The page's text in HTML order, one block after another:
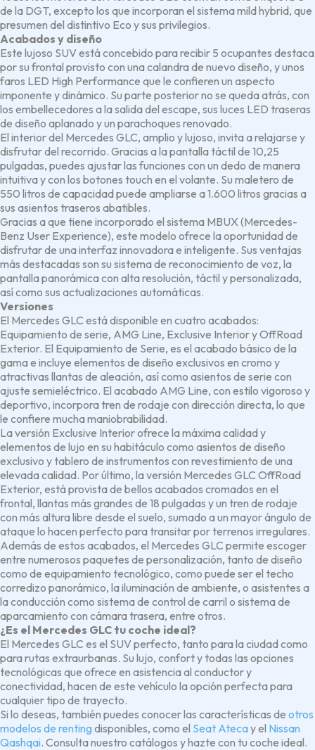
de la DGT, excepto los que incorporan el sistema mild hybrid, que
presumen del distintivo Eco y sus privilegios.
Acabados y diseño
Este lujoso SUV está concebido para recibir 5 ocupantes destaca
por su frontal provisto con una calandra de nuevo diseño, y unos
faros LED High Performance que le confieren un aspecto
imponente y dinámico. Su parte posterior no se queda atrás, con
los embellecedores a la salida del escape, sus luces LED traseras
de diseño aplanado y un parachoques renovado.
El interior del Mercedes GLC, amplio y lujoso, invita a relajarse y
disfrutar del recorrido. Gracias a la pantalla táctil de 10,25
pulgadas, puedes ajustar las funciones con un dedo de manera
intuitiva y con los botones touch en el volante. Su maletero de
550 litros de capacidad puede ampliarse a 1.600 litros gracias a
sus asientos traseros abatibles.
Gracias a que tiene incorporado el sistema MBUX (Mercedes-
Benz User Experience), este modelo ofrece la oportunidad de
disfrutar de una interfaz innovadora e inteligente. Sus ventajas
más destacadas son su sistema de reconocimiento de voz, la
pantalla panorámica con alta resolución, táctil y personalizada,
así como sus actualizaciones automáticas.
Versiones
El Mercedes GLC está disponible en cuatro acabados:
Equipamiento de serie, AMG Line, Exclusive Interior y OffRoad
Exterior. El Equipamiento de Serie, es el acabado básico de la
gama e incluye elementos de diseño exclusivos en cromo y
atractivas llantas de aleación, así como asientos de serie con
ajuste semieléctrico. El acabado AMG Line, con estilo vigoroso y
deportivo, incorpora tren de rodaje con dirección directa, lo que
le confiere mucha maniobrabilidad.
La versión Exclusive Interior ofrece la máxima calidad y
elementos de lujo en su habitáculo como asientos de diseño
exclusivo y tablero de instrumentos con revestimiento de una
elevada calidad. Por último, la versión Mercedes GLC OffRoad
Exterior, está provista de bellos acabados cromados en el
frontal, llantas más grandes de 18 pulgadas y un tren de rodaje
con más altura libre desde el suelo, sumado a un mayor ángulo de
ataque lo hacen perfecto para transitar por terrenos irregulares.
Además de estos acabados, el Mercedes GLC permite escoger
entre numerosos paquetes de personalización, tanto de diseño
como de equipamiento tecnológico, como puede ser el techo
corredizo panorámico, la iluminación de ambiente, o asistentes a
la conducción como sistema de control de carril o sistema de
aparcamiento con cámara trasera, entre otros.
¿Es el Mercedes GLC tu coche ideal?
El Mercedes GLC es el SUV perfecto, tanto para la ciudad como
para rutas extraurbanas. Su lujo, confort y todas las opciones
tecnológicas que ofrece en asistencia al conductor y
conectividad, hacen de este vehículo la opción perfecta para
cualquier tipo de trayecto.
Si lo deseas, también puedes conocer las características de otros
modelos de renting disponibles, como el Seat Atecay el Nissan
Qashqai. Consulta nuestro catálogos y hazte con tu coche ideal.